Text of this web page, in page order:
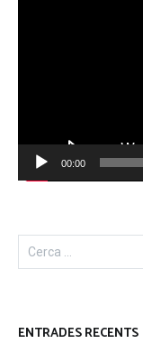
00:00
Cerca:
ENTRADES RECENTS